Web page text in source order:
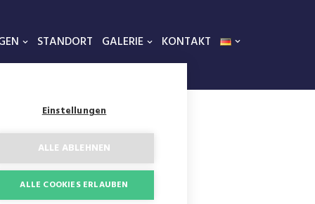
STANDORT GALERIE KONTAKT
Einstellungen
ALLE ABLEHNEN
ALLE COOKIES ERLAUBEN